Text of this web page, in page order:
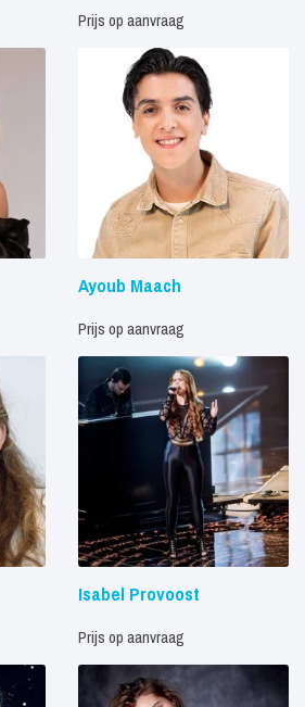
Prijs op aanvraag
Ayoub Maach
Prijs op aanvraag
Isabel Provoost
Prijs op aanvraag